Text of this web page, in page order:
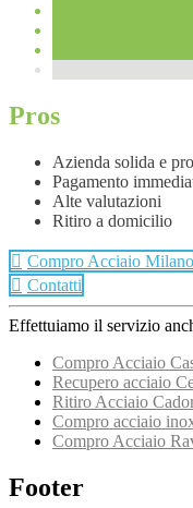
Pros
Azienda solida e
Pagamento
Alte valutazioni
Ritiro a domicilio
Compro Acciaio Milano
Contatti
Effettuiamo il servizio
Compro Acciaio
Recupero acciaio
Ritiro Acciaio
Compro acciaio
Compro Acciaio
Footer